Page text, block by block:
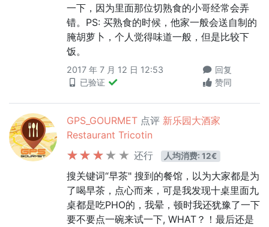
一下，因为里面那位切熟食的小哥经常会弄
错。PS: 买熟食的时候，他家一般会送自制的
腌胡萝卜，个人觉得味道一般，但是比较下
饭。
2017 年 7 月 12 日 12:53
已验证
回复
赞同
GPS_GOURMET 点评 新乐园大酒家
Restaurant Tricotin
还行
人均消费: 12€
搜关键词“早茶" 搜到的餐馆，以为大家都是为
了喝早茶，点心而来，可是我发现十桌里面九
桌都是吃PHO的，我晕，顿时我还犹豫了一下
要不要点一碗来试一下, WHAT？！最后还是